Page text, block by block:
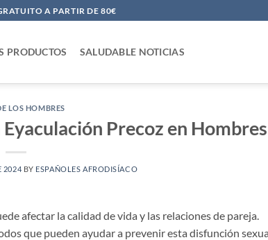
A PARTIR DE 80€
PRODUCTOS SALUDABLE NOTICIAS
LOS HOMBRES
Precoz en Hombres
2024 BY ESPAÑOLES AFRODISÍACO
afectar la calidad de vida y las relaciones de pareja.
que pueden ayudar a prevenir esta disfunción